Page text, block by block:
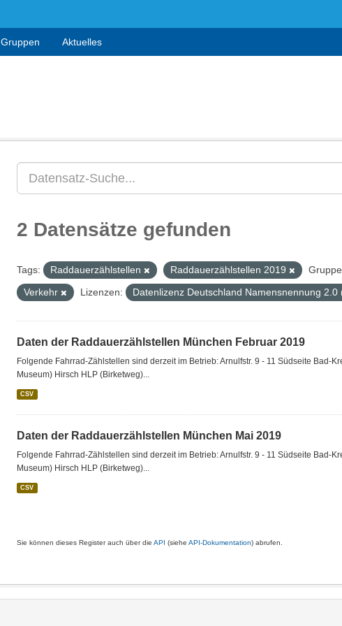
Gruppen Aktuelles
2 Datensätze gefunden
Tags: Raddauerzählstellen Raddauerzählstellen 2019
Verkehr
Lizenzen: Datenlizenz Deutschland Namensnennung 2.0
Daten der Raddauerzählstellen München Februar 2019
Folgende Fahrrad-Zählstellen sind derzeit im Betrieb: Arnulfstr. 9 - 11 Südseite Bad-
Museum) Hirsch HLP (Birketweg)...
CSV
Daten der Raddauerzählstellen München Mai 2019
Folgende Fahrrad-Zählstellen sind derzeit im Betrieb: Arnulfstr. 9 - 11 Südseite Bad-
Museum) Hirsch HLP (Birketweg)...
CSV
Sie können dieses Register auch über die API (siehe API-Dokumentation) abrufen.